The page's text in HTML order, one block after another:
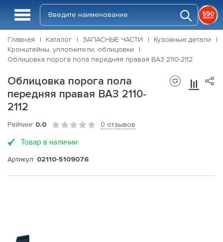
Главная Каталог ЗАПАСНЫЕ ЧАСТИ
Кузовные детали
Кронштейны, уплотнители, облицовки
Облицовка порога пола передняя правая ВАЗ 2110-2112
Облицовка порога пола
передняя правая ВАЗ 2110-
2112
Рейтинг 0.0 0 отзывов
Товар в наличии
Артикул: 02110-5109076